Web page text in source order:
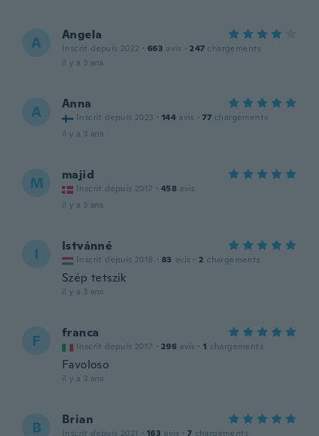
A Angela
Inscrit depuis 2022 · 663 avis · 247 chargements
il y a 3 ans
A Anna
Inscrit depuis 2023 · 144 avis · 77 chargements
il y a 3 ans
M majid
Inscrit depuis 2017 · 458 avis
il y a 3 ans
I Istvánné
Inscrit depuis 2018 · 83 avis · 2 chargements
Szép tetszik
il y a 3 ans
F franca
Inscrit depuis 2017 · 296 avis · 1 chargements
Favoloso
il y a 3 ans
B Brian
Inscrit depuis 2021 · 163 avis · 7 chargements